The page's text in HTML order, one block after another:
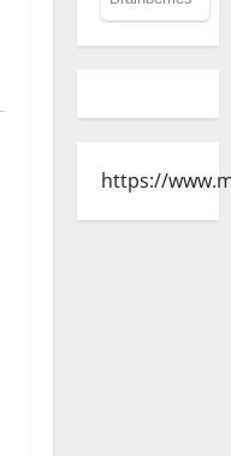
https://